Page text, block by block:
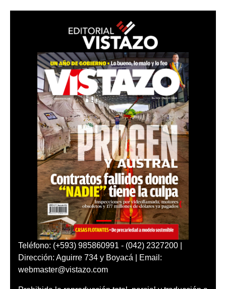
Teléfono: (+593) 985860991 - (042) 2327200 |
Dirección: Aguirre 734 y Boyacá | Email:
webmaster@vistazo.com